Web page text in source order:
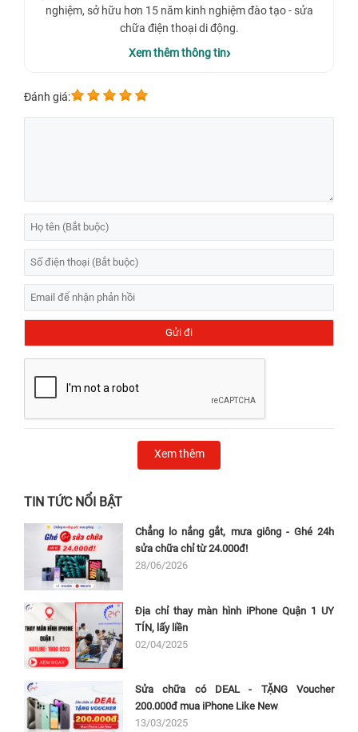
nghiệm, sở hữu hơn 15 năm kinh nghiệm đào tạo - sửa
chữa điện thoại di động.
Xem thêm thông tin
Đánh giá:
Xem thêm
TIN TỨC NỔI BẬT
Chẳng lo nắng gắt, mưa giông - Ghé 24h
sửa chữa chỉ từ 24.000đ!
28/06/2026
Địa chỉ thay màn hình iPhone Quận 1 UY
TÍN, lấy liền
02/04/2025
Sửa chữa có DEAL - TẶNG Voucher
200.000đ mua iPhone Like New
13/03/2025